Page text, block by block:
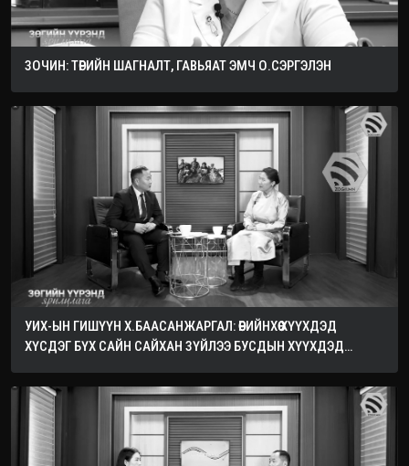
ЗОЧИН: ТӨРИЙН ШАГНАЛТ, ГАВЬЯАТ ЭМЧ О.СЭРГЭЛЭН
УИХ-ЫН ГИШҮҮН Х.БААСАНЖАРГАЛ: ӨӨРИЙНХӨӨ ХҮҮХДЭД
ХҮСДЭГ БҮХ САЙН САЙХАН ЗҮЙЛЭЭ БУСДЫН ХҮҮХДЭД